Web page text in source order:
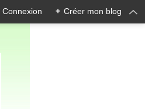
Connexion + Créer mon blog